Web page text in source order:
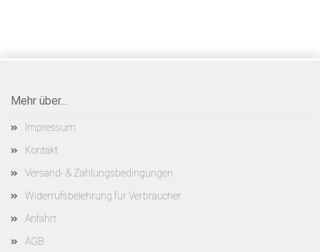
Mehr über...
Impressum
Kontakt
Versand- & Zahlungsbedingungen
Widerrufsbelehrung für Verbraucher
Anfahrt
AGB